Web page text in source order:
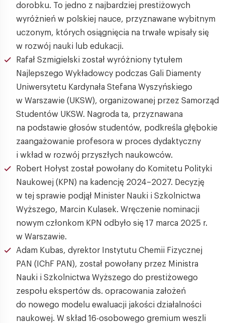
dorobku. To jedno z najbardziej prestiżowych
wyróżnień w polskiej nauce, przyznawane wybitnym
uczonym, których osiągnięcia na trwałe wpisały się
w rozwój nauki lub edukacji.
Rafał Szmigielski został wyróżniony tytułem
Najlepszego Wykładowcy podczas Gali Diamenty
Uniwersytetu Kardynała Stefana Wyszyńskiego
w Warszawie (UKSW), organizowanej przez Samorząd
Studentów UKSW. Nagroda ta, przyznawana
na podstawie głosów studentów, podkreśla głębokie
zaangażowanie profesora w proces dydaktyczny
i wkład w rozwój przyszłych naukowców.
Robert Hołyst został powołany do Komitetu Polityki
Naukowej (KPN) na kadencję 2024–2027. Decyzję
w tej sprawie podjął Minister Nauki i Szkolnictwa
Wyższego, Marcin Kulasek. Wręczenie nominacji
nowym członkom KPN odbyło się 17 marca 2025 r.
w Warszawie.
Adam Kubas, dyrektor Instytutu Chemii Fizycznej
PAN (IChF PAN), został powołany przez Ministra
Nauki i Szkolnictwa Wyższego do prestiżowego
zespołu ekspertów ds. opracowania założeń
do nowego modelu ewaluacji jakości działalności
naukowej. W skład 16-osobowego gremium weszli